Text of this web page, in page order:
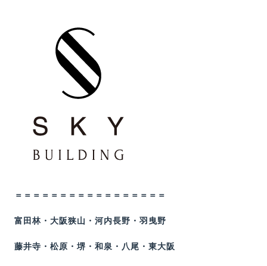
＝＝＝＝＝＝＝＝＝＝＝＝＝＝＝＝＝
富田林・大阪狭山・河内長野・羽曳野
藤井寺・松原・堺・和泉・八尾・東大阪